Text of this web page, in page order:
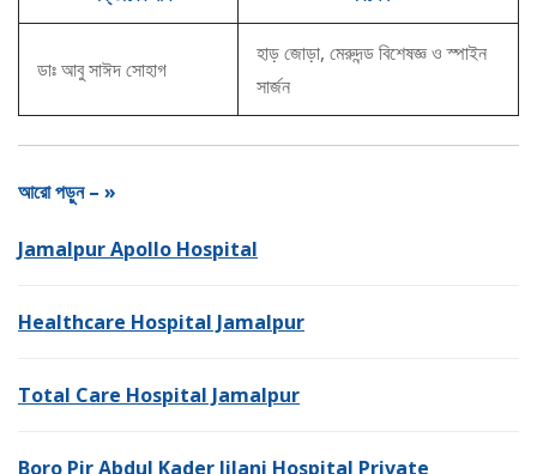
ডাঃ আবু সাঈদ সোহাগ
হাড় জোড়া, মেরুদন্ড বিশেষজ্ঞ ও স্পাইন
সার্জন
আরো পড়ুন – »
Jamalpur Apollo Hospital
Healthcare Hospital Jamalpur
Total Care Hospital Jamalpur
Boro Pir Abdul Kader Jilani Hospital Private